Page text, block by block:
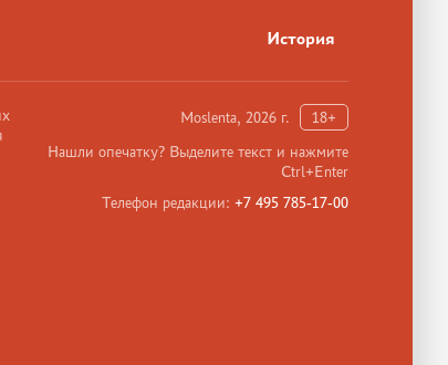
История
Moslenta, 2026 г.
18+
Нашли опечатку? Выделите текст и нажмите
Ctrl+Enter
Телефон редакции: +7 495 785-17-00